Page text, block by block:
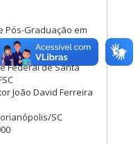
Pós-Graduação em
- PPGSS
- CSE
Federal de Santa
João David Ferreira
SC